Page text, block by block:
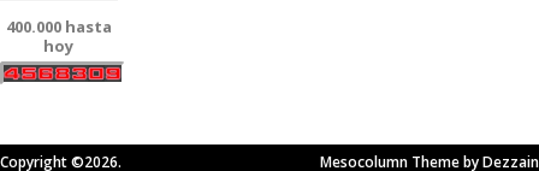
400.000 hasta
hoy
Copyright ©2026. Mesocolumn Theme by Dezzain